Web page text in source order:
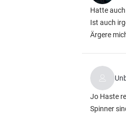
Hatte
Ist auch
Ärgere
Jo Haste
Spinner